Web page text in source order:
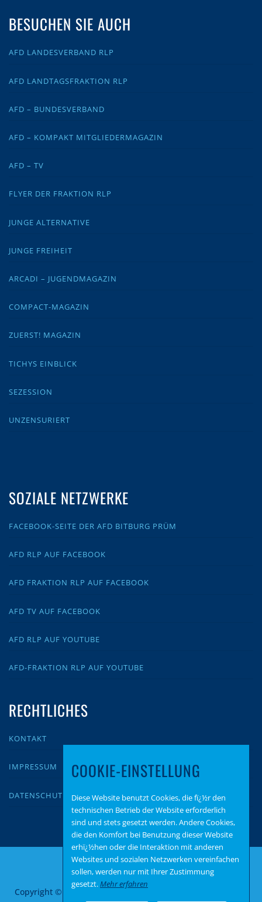
BESUCHEN SIE AUCH
AFD LANDESVERBAND RLP
AFD LANDTAGSFRAKTION RLP
AFD – BUNDESVERBAND
AFD – KOMPAKT MITGLIEDERMAGAZIN
AFD – TV
FLYER DER FRAKTION RLP
JUNGE ALTERNATIVE
JUNGE FREIHEIT
ARCADI – JUGENDMAGAZIN
COMPACT-MAGAZIN
ZUERST! MAGAZIN
TICHYS EINBLICK
SEZESSION
UNZENSURIERT
SOZIALE NETZWERKE
FACEBOOK-SEITE DER AFD BITBURG PRÜM
AFD RLP AUF FACEBOOK
AFD FRAKTION RLP AUF FACEBOOK
AFD TV AUF FACEBOOK
AFD RLP AUF YOUTUBE
AFD-FRAKTION RLP AUF YOUTUBE
RECHTLICHES
KONTAKT
IMPRESSUM
DATENSCHUTZ
Copyright © 2026 AfD Bitburg Prüm
COOKIE-EINSTELLUNG
Diese Website benutzt Cookies, die fï¿½r den
technischen Betrieb der Website erforderlich
sind und stets gesetzt werden. Andere Cookies,
die den Komfort bei Benutzung dieser Website
erhï¿½hen oder die Interaktion mit anderen
Websites und sozialen Netzwerken vereinfachen
sollen, werden nur mit Ihrer Zustimmung
gesetzt.Mehr erfahren